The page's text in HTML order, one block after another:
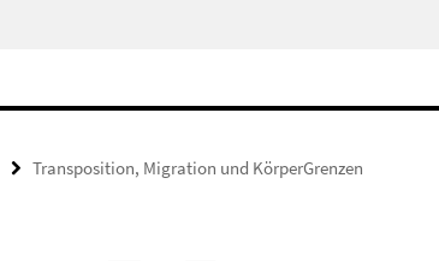
Transposition, Migration und KörperGrenzen